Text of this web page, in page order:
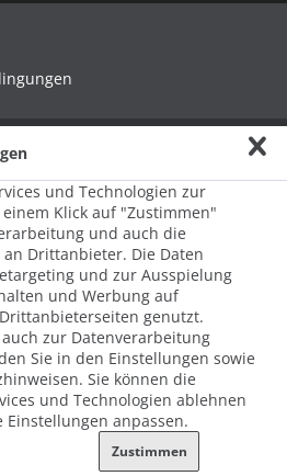
Deutschland
HinSchG
und Technologien zur
Klick auf "Zustimmen"
und auch die
Drittanbieter. Die Daten
und zur Ausspielung
und Werbung auf
genutzt.
zur Datenverarbeitung
Sie in den Einstellungen sowie
Sie können die
und Technologien ablehnen
anpassen.
Zustimmen